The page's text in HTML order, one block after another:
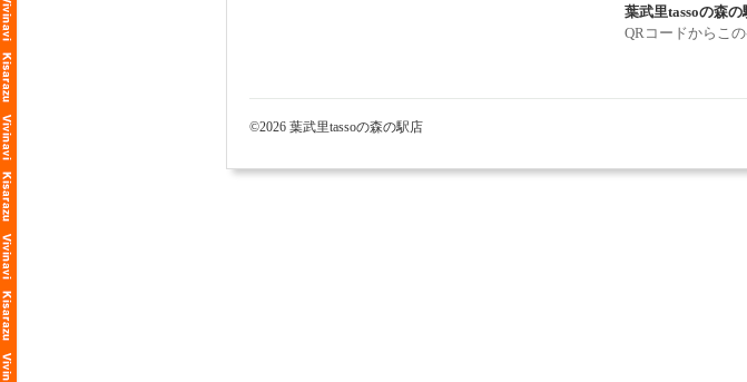
葉武里tassoの森
QRコードからこ
©2026 葉武里tassoの森の駅店